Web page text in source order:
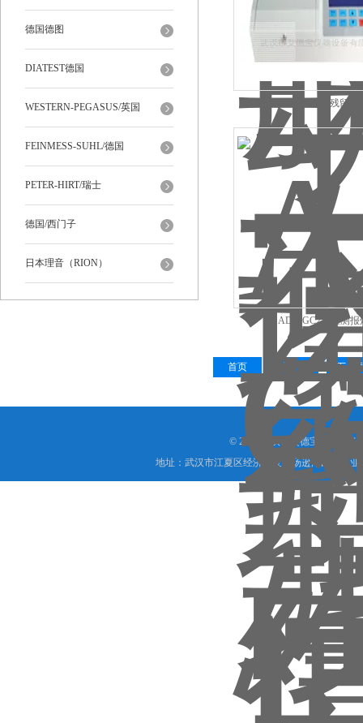
德国德图
DIATEST德国
WESTERN-PEGASUS/英国
FEINMESS-SUHL/德国
PETER-HIRT/瑞士
德国/西门子
日本理音（RION）
ADB-C10农药残留速
ADB-GC2高空测报
首页 上一页 下一
© 2019 武汉市艾德宝仪器设备
地址：武汉市江夏区经济开发区汤逊湖民营工业